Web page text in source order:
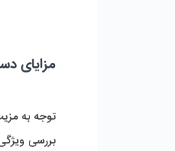
مزایای دستگاه
توجه به
بررسی